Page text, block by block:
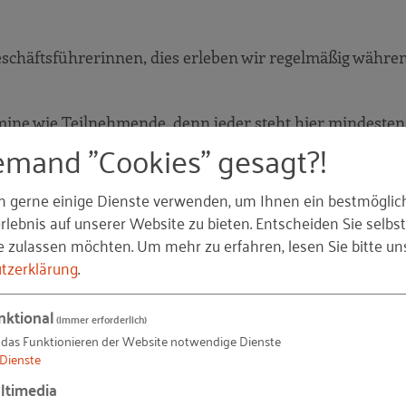
dies erleben wir regelmäßig
wie Teilnehmende, denn jeder steht hier
treffen wir uns in einer gleichbleibenden Gruppe
Unternehmen aber auch an der Wirkung der
„sich gegenseitig stützen und begleiten“
bereits nach wenigen Terminen eine Art von
und persönliche Fragestellungen in einem Kreis
um strategische, operative,
Lösungsimpulse zu erhalten.
"Cookies" gesagt?!
gerne einige Dienste verwenden, um Ihnen ein
auf unserer Website zu bieten. Entscheiden Sie
zulassen möchten.Um mehr zu erfahren, lesen Sie bitte
.
(immer erforderlich)
Funktionieren der Website notwendige Dienste
Dienste